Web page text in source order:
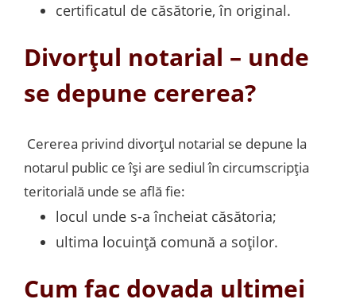
certificatul de căsătorie, în original.
Divorțul notarial – unde
se depune cererea?
Cererea privind divorțul notarial se depune la
notarul public ce își are sediul în circumscripția
teritorială unde se află fie:
locul unde s-a încheiat căsătoria;
ultima locuință comună a soților.
Cum fac dovada ultimei